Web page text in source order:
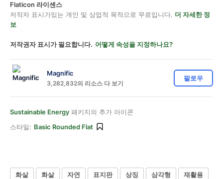
Flaticon 라이센스
저작자 표시가있는 개인 및 상업적 목적으로 무료입니다. 더 자세한 정
보
저작권자 표시가 필요합니다. 어떻게 속성을 지정하나요?
Magnific
3,282,832의 리소스 다 보기
팔로우
Sustainable Energy 패키지의 추가 아이콘
스타일: Basic Rounded Flat
화살 화살 자연 표지판 상징 삼각형
재활용